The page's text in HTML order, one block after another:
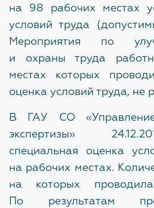
Документы об учреждении
Административные регламенты
УЧЕБНЫЙ ЦЕНТР
Сведения об Учебном центре
на 98 рабочих местах
условий труда
Мероприятия по
и охраны труда
местах которых
оценка условий труда, не
В ГАУ СО «Управление
экспертизы»
специальная оценка
на рабочих местах.
на которых
По результатам